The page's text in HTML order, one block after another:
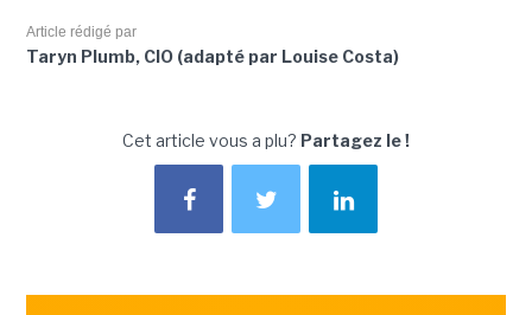
Article rédigé par
Taryn Plumb, CIO (adapté par Louise Costa)
Cet article vous a plu? Partagez le !